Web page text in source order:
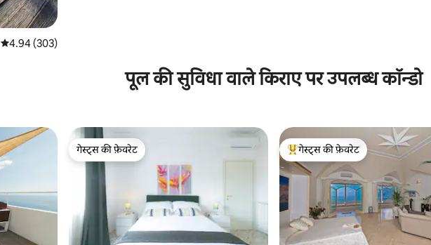
औसत रेटिंग 5 में से 4.94, 303 समीक्षाएँ
4.94 (303)
पूल की सुविधा वाले किराए पर उपलब्ध कॉन्डो
गेस्ट्स की फ़ेवरेट
गेस्ट्स की फ़ेवरेट
गेस्ट्स का टॉप फ़ेवरेट
गेस्ट्स की फ़ेवरेट